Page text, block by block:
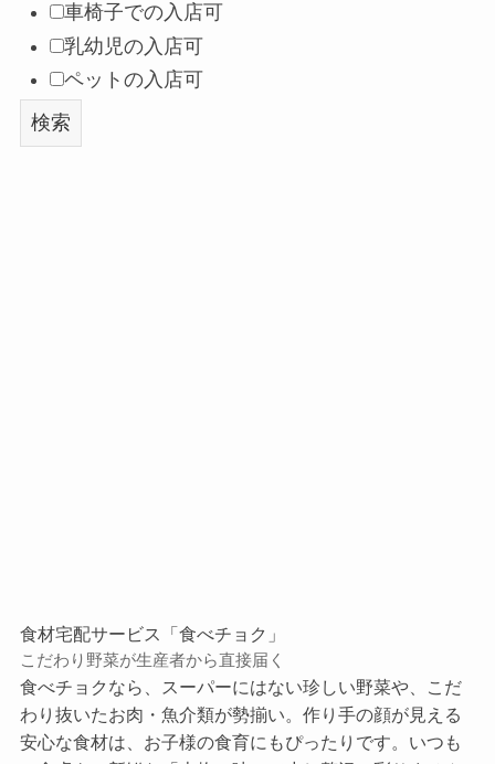
車椅子での入店可
乳幼児の入店可
ペットの入店可
検索
食材宅配サービス「食べチョク」
こだわり野菜が生産者から直接届く
食べチョクなら、スーパーにはない珍しい野菜や、こだ
わり抜いたお肉・魚介類が勢揃い。作り手の顔が見える
安心な食材は、お子様の食育にもぴったりです。いつも